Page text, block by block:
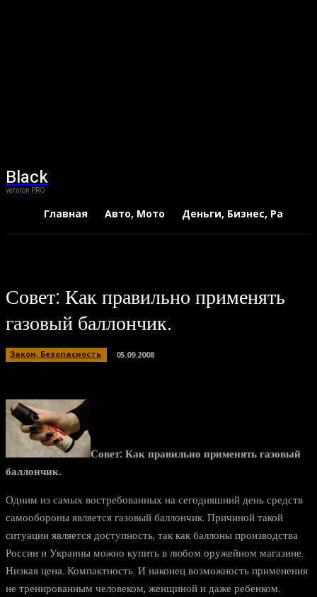
Black
version PRO
Главная Авто, Мото Деньги, Бизнес, Работа
Совет: Как правильно применять
газовый баллончик.
Закон, Безопасность 05.09.2008
Совет: Как правильно применять газовый
баллончик.
Одним из самых востребованных на сегодняшний день средств
самообороны является газовый баллончик. Причиной такой
ситуации является доступность, так как баллоны производства
России и Украины можно купить в любом оружейном магазине.
Низкая цена. Компактность. И наконец возможность применения
не тренированным человеком, женщиной и даже ребенком.